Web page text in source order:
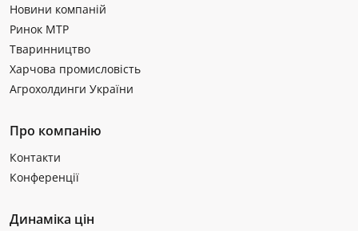
Новини компаній
Ринок МТР
Тваринництво
Харчова промисловість
Агрохолдинги України
Про компанію
Контакти
Конференції
Динаміка цін